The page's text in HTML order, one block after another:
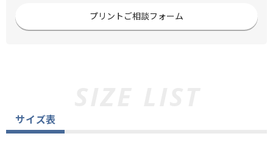
プリントご相談フォーム
サイズ表